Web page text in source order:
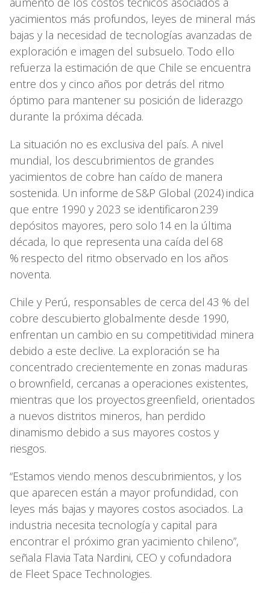
yacimientos más profundos, leyes de mineral más
bajas y la necesidad de tecnologías avanzadas de
exploración e imagen del subsuelo. Todo ello
refuerza la estimación de que Chile se encuentra
entre dos y cinco años por detrás del ritmo
óptimo para mantener su posición de liderazgo
durante la próxima década.
La situación no es exclusiva del país. A nivel
mundial, los descubrimientos de grandes
yacimientos de cobre han caído de manera
sostenida. Un informe de S&P Global (2024) indica
que entre 1990 y 2023 se identificaron 239
depósitos mayores, pero solo 14 en la última
década, lo que representa una caída del 68
% respecto del ritmo observado en los años
noventa.
Chile y Perú, responsables de cerca del 43 % del
cobre descubierto globalmente desde 1990,
enfrentan un cambio en su competitividad minera
debido a este declive. La exploración se ha
concentrado crecientemente en zonas maduras
o brownfield, cercanas a operaciones existentes,
mientras que los proyectos greenfield, orientados
a nuevos distritos mineros, han perdido
dinamismo debido a sus mayores costos y
riesgos.
“Estamos viendo menos descubrimientos, y los
que aparecen están a mayor profundidad, con
leyes más bajas y mayores costos asociados. La
industria necesita tecnología y capital para
encontrar el próximo gran yacimiento chileno”,
señala Flavia Tata Nardini, CEO y cofundadora
de Fleet Space Technologies.